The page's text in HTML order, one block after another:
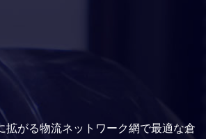
がる物流ネットワーク網で最適な倉